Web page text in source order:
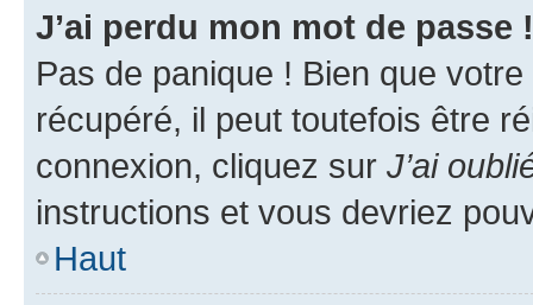
J’ai perdu mon mot de passe !
Pas de panique ! Bien que
récupéré, il peut toutefois être
connexion, cliquez sur J’ai
instructions et vous devriez
Haut